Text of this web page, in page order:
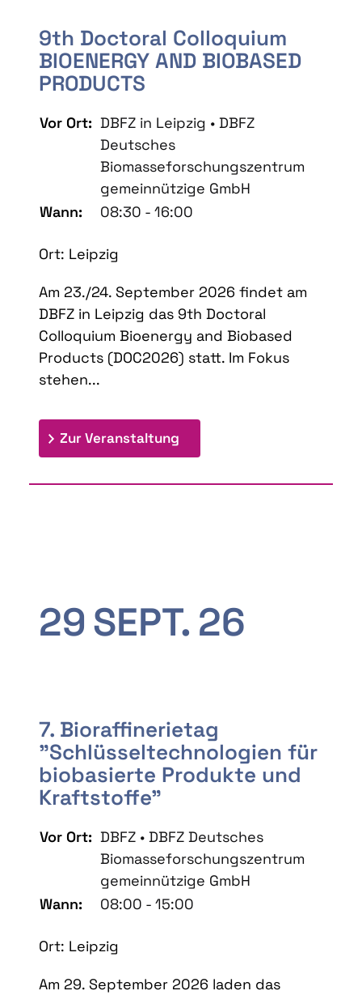
9th Doctoral Colloquium
BIOENERGY AND BIOBASED
PRODUCTS
Vor Ort: DBFZ in Leipzig • DBFZ
Deutsches
Biomasseforschungszentrum
gemeinnützige GmbH
Wann:
08:30 - 16:00
Ort: Leipzig
Am 23./24. September 2026 findet am
DBFZ in Leipzig das 9th Doctoral
Colloquium Bioenergy and Biobased
Products (DOC2026) statt. Im Fokus
stehen...
Zur Veranstaltung
29SEPT. 26
7. Bioraffinerietag
"Schlüsseltechnologien für
biobasierte Produkte und
Kraftstoffe"
Vor Ort: DBFZ • DBFZ Deutsches
Biomasseforschungszentrum
gemeinnützige GmbH
Wann:
08:00 - 15:00
Ort: Leipzig
Am 29. September 2026 laden das